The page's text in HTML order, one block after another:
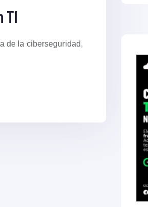
TI
de la ciberseguridad,